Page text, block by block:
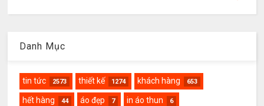
Danh Mục
tin tức 2573 thiết kế 1274 khách hàng 653
hết hàng 44 áo đẹp 7 in áo thun 6